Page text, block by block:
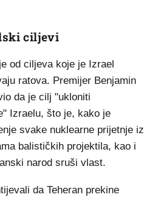
ciljevi
od ciljeva koje je Izrael
ratova. Premijer Benjamin
da je cilj "ukloniti
Izraelu, što je, kako je
svake nuklearne prijetnje iz
balističkih projektila, kao i
narod sruši vlast.
da Teheran prekine